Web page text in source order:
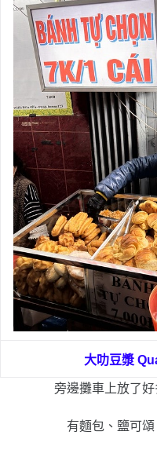
大叻豆漿
旁邊攤車上放了好
有麵包、鹽可